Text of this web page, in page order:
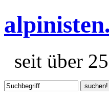
seit über